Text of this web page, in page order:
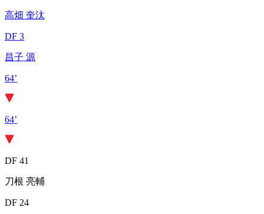
高畑 奎汰
DF 3
昌子 源
64’
64’
DF 41
刀根 亮輔
DF 24